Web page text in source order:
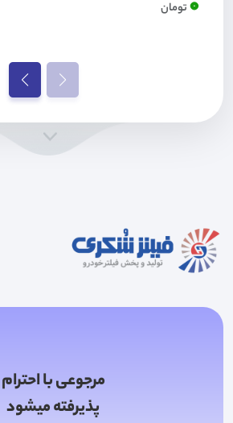
0تومان
مرجوعی با احترام
پذیرفته میشود